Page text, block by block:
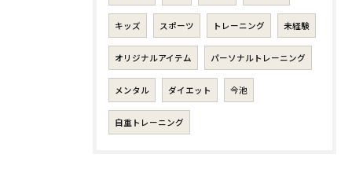
キッズ スポーツ トレーニング 未経験
オリジナルアイテム パーソナルトレーニング
メンタル ダイエット 今池
自重トレーニング